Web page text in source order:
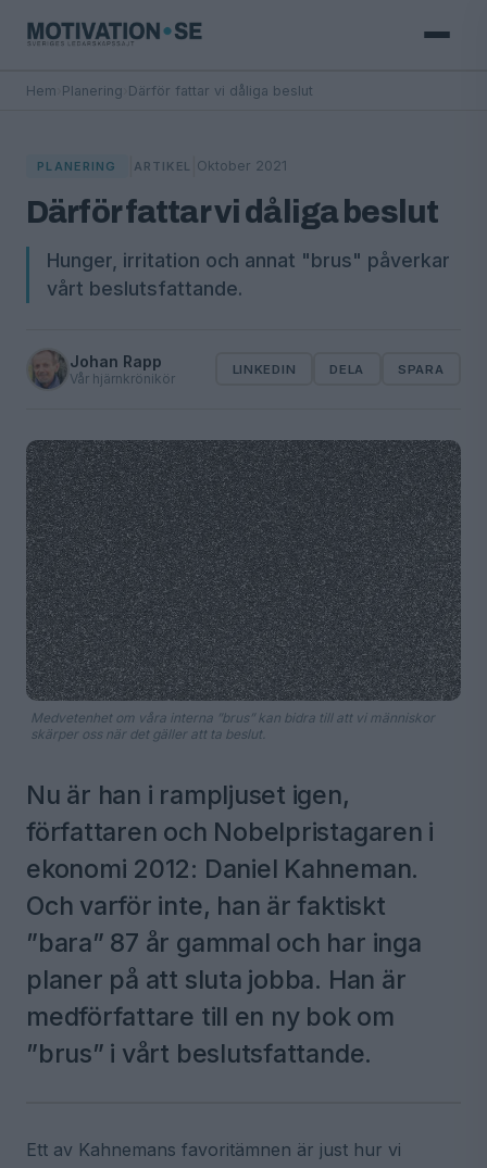
Hem Planering Därför fattar vi dåliga beslut
PLANERING ARTIKEL Oktober 2021
Därför fattar vi dåliga beslut
Hunger, irritation och annat "brus" påverkar
vårt beslutsfattande.
Johan Rapp
Vår hjärnkrönikör
LINKEDIN DELA SPARA
Medvetenhet om våra interna ”brus” kan bidra till att vi människor
skärper oss när det gäller att ta beslut.
Nu är han i rampljuset igen,
författaren och Nobelpristagaren i
ekonomi 2012: Daniel Kahneman.
Och varför inte, han är faktiskt
”bara” 87 år gammal och har inga
planer på att sluta jobba. Han är
medförfattare till en ny bok om
”brus” i vårt beslutsfattande.
Ett av Kahnemans favoritämnen är just hur vi